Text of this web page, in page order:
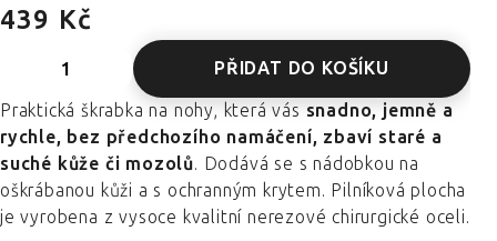
439 Kč
PŘIDAT DO KOŠÍKU
Praktická škrabka na nohy, která vás snadno, jemně a
rychle, bez předchozího namáčení, zbaví staré a
suché kůže či mozolů. Dodává se s nádobkou na
oškrábanou kůži a s ochranným krytem. Pilníková plocha
je vyrobena z vysoce kvalitní nerezové chirurgické oceli.